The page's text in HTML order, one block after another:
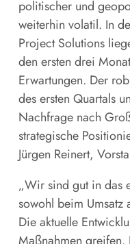
politischer und
weiterhin volatil. In
Project Solutions
den ersten drei
Erwartungen. Der
des ersten Quartals
Nachfrage nach
strategische
Jürgen Reinert,
„Wir sind gut in das
sowohl beim Umsatz
Die aktuelle
Maßnahmen greifen.